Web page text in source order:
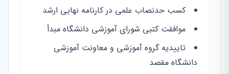
کسب حدنصاب علمی در کارنامه نهایی ارشد
موافقت کتبی شورای آموزشی دانشگاه مبدأ
تاییدیه گروه آموزشی و معاونت آموزشی
دانشگاه مقصد